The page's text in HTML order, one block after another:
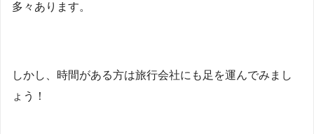
多々あります。
しかし、時間がある方は旅行会社にも足を運んでみまし
ょう！